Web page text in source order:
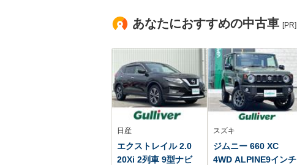
あなたにおすすめの中古車 [PR]
日産
エクストレイル 2.0
20Xi 2列車 9型ナビ
スズキ
ジムニー 660 XC
4WD ALPINE9インチ